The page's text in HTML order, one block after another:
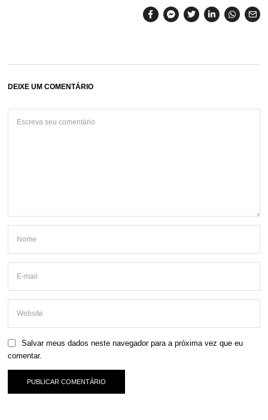
DEIXE UM COMENTÁRIO
Salvar meus dados neste navegador para a próxima vez que eu
comentar.